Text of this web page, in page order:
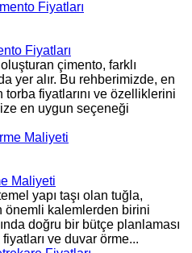
Fiyatları
çimento, farklı
yer alır. Bu rehberimizde, en
torba fiyatlarını ve özelliklerini
en uygun seçeneği
Maliyeti
yapı taşı olan tuğla,
önemli kalemlerden birini
doğru bir bütçe planlaması
ve duvar örme...